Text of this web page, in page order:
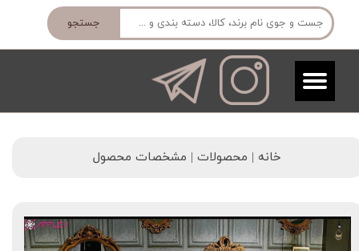
جستجو
خانه | محصولات | مشخصات محصول